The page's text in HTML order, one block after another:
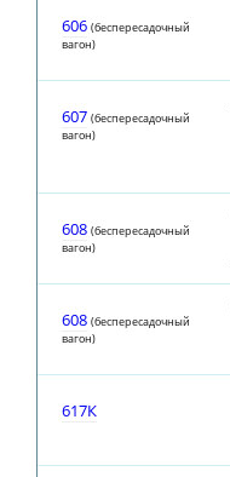
606 (беспересадочный
вагон)
607 (беспересадочный
вагон)
608 (беспересадочный
вагон)
608 (беспересадочный
вагон)
617К